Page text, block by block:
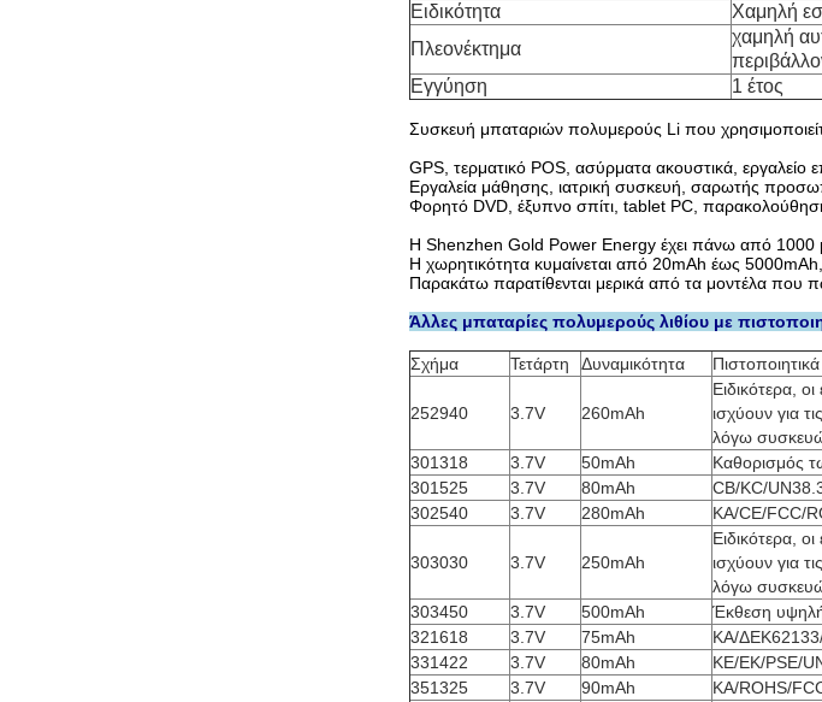
Ειδικότητα
Χαμηλή
Πλεονέκτημα
χαμηλή
Εγγύηση
1 έτος
Συσκευή μπαταριών πολυμερούς Li που
GPS, τερματικό POS, ασύρματα ακουστικά,
Εργαλεία μάθησης, ιατρική συσκευή, σαρωτής
Φορητό DVD, έξυπνο σπίτι, tablet PC,
Η Shenzhen Gold Power Energy έχει πάνω από 1000
Η χωρητικότητα κυμαίνεται από 20mAh έως
Παρακάτω παρατίθενται μερικά από τα μοντέλα που
Άλλες μπαταρίες πολυμερούς λιθίου με
Σχήμα Τετάρτη Δυναμικότητα Πιστοποιητικά
252940 3.7V 260mAh
Ειδικότερα,
ισχύουν για
λόγω
301318
3.7V 50mAh
Καθορισμός
301525
3.7V 80mAh
CB/KC/
302540
3.7V 280mAh ΚΑ/CE/FCC/
303030 3.7V 250mAh
Ειδικότερα,
ισχύουν για
λόγω
303450
3.7V 500mAh
Έκθεση
321618
3.7V 75mAh
ΚΑ/
331422
3.7V 80mAh
ΚΕ/ΕΚ/PSE/
351325
3.7V 90mAh
ΚΑ/ROHS/